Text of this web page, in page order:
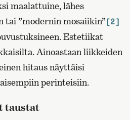
maalattuine, lähes
tai ”modernin mosaiikin” [2]
Estetiikat
Ainoastaan liikkeiden
hitaus näyttäisi
perinteisiin.
taustat